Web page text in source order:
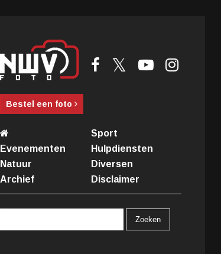
Bestel een foto
Sport
Evenementen
Hulpdiensten
Natuur
Diversen
Archief
Disclaimer